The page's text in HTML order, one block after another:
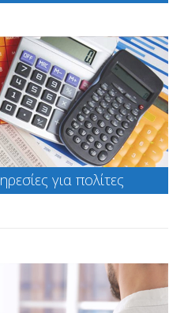
για πολίτες